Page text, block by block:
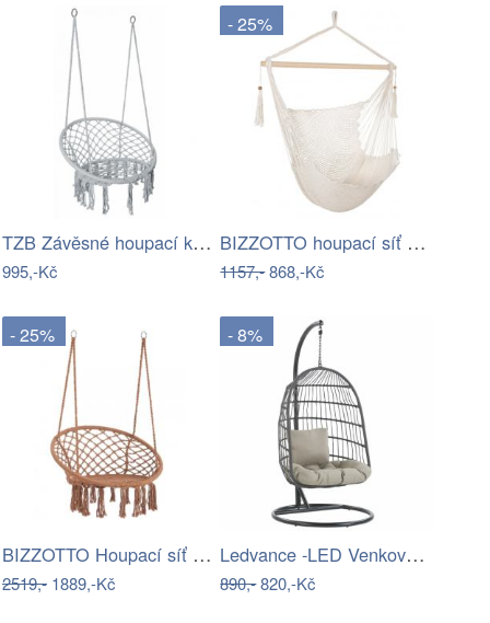
TZB Závěsné houpací křeslo Togo šedé
995,-Kč
- 25%
BIZZOTTO houpací síť KAUANA
1157,-868,-Kč
- 25%
BIZZOTTO Houpací síť BANG oranžová
2519,- 1889,-Kč
- 8%
Ledvance -LED Venkovní nástěnné…
890,-820,-Kč